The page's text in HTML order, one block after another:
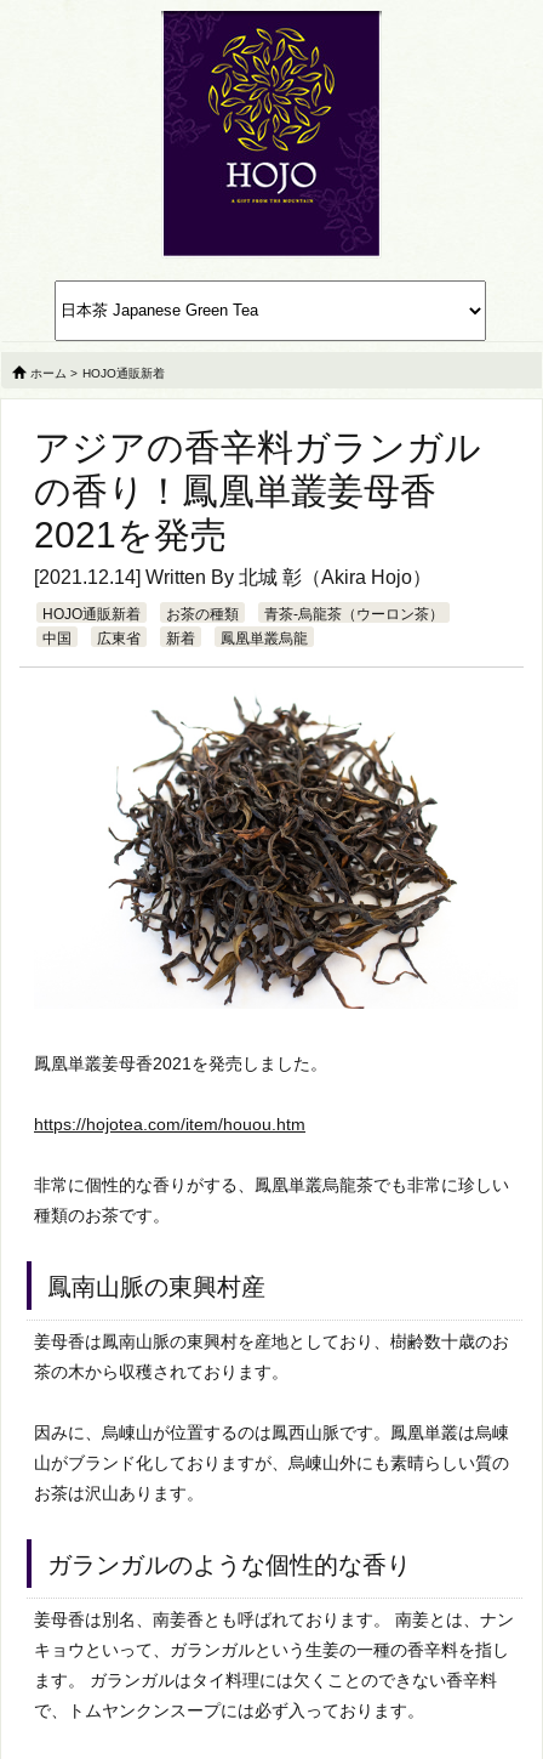
ホーム > HOJO通販新着
アジアの香辛料ガランガル
の香り！鳳凰単叢姜母香
2021を発売
[2021.12.14] Written By 北城 彰（Akira Hojo）
HOJO通販新着 お茶の種類
青茶-烏龍茶（ウーロン茶）
中国
広東省 新着 鳳凰単叢烏龍
鳳凰単叢姜母香2021を発売しました。
https://hojotea.com/item/houou.htm
非常に個性的な香りがする、鳳凰単叢烏龍茶でも非常に珍しい
種類のお茶です。
鳳南山脈の東興村産
姜母香は鳳南山脈の東興村を産地としており、樹齢数十歳のお
茶の木から収穫されております。
因みに、烏崠山が位置するのは鳳西山脈です。鳳凰単叢は烏崠
山がブランド化しておりますが、烏崠山外にも素晴らしい質の
お茶は沢山あります。
ガランガルのような個性的な香り
姜母香は別名、南姜香とも呼ばれております。 南姜とは、ナン
キョウといって、ガランガルという生姜の一種の香辛料を指し
ます。 ガランガルはタイ料理には欠くことのできない香辛料
で、トムヤンクンスープには必ず入っております。